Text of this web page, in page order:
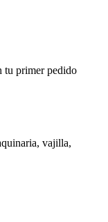
tu primer pedido
vajilla,